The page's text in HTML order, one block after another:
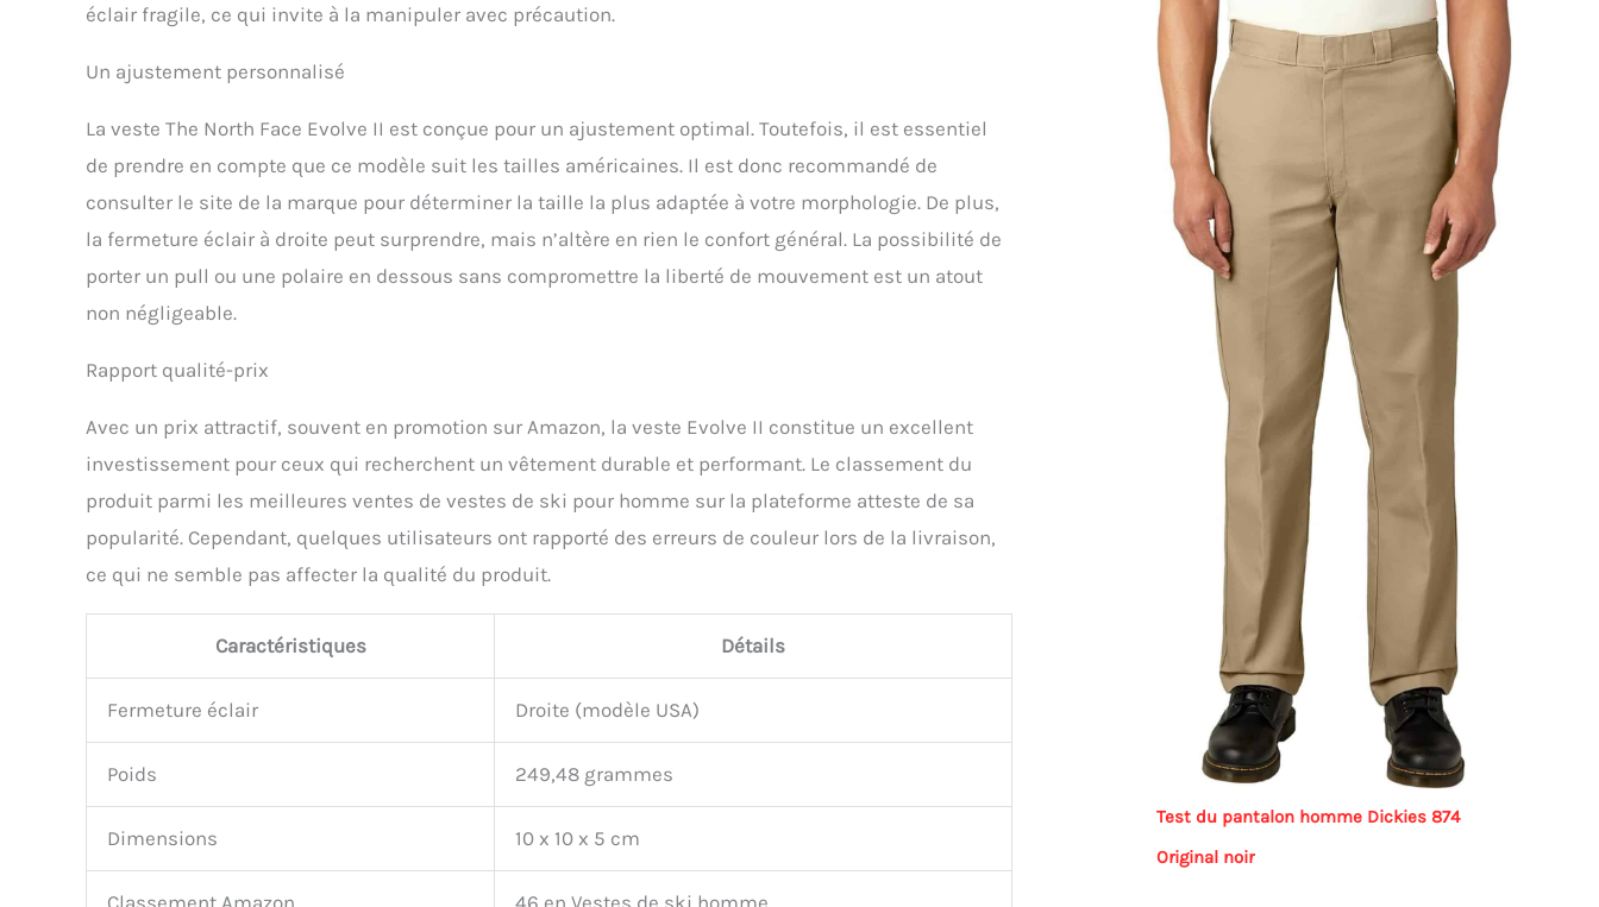
éclair fragile, ce qui invite à la manipuler avec précaution.
Un ajustement personnalisé
La veste The North Face Evolve II est conçue pour un ajustement optimal. Toutefois, il est essentiel
de prendre en compte que ce modèle suit les tailles américaines. Il est donc recommandé de
consulter le site de la marque pour déterminer la taille la plus adaptée à votre morphologie. De plus,
la fermeture éclair à droite peut surprendre, mais n’altère en rien le confort général. La possibilité de
porter un pull ou une polaire en dessous sans compromettre la liberté de mouvement est un atout
non négligeable.
Rapport qualité-prix
Avec un prix attractif, souvent en promotion sur Amazon, la veste Evolve II constitue un excellent
investissement pour ceux qui recherchent un vêtement durable et performant. Le classement du
produit parmi les meilleures ventes de vestes de ski pour homme sur la plateforme atteste de sa
popularité. Cependant, quelques utilisateurs ont rapporté des erreurs de couleur lors de la livraison,
ce qui ne semble pas affecter la qualité du produit.
Caractéristiques Détails
Fermeture éclair Droite (modèle USA)
Poids 249,48 grammes
Dimensions 10 x 10 x 5 cm
Classement Amazon 46 en Vestes de ski homme
Test du pantalon homme Dickies 874
Original noir